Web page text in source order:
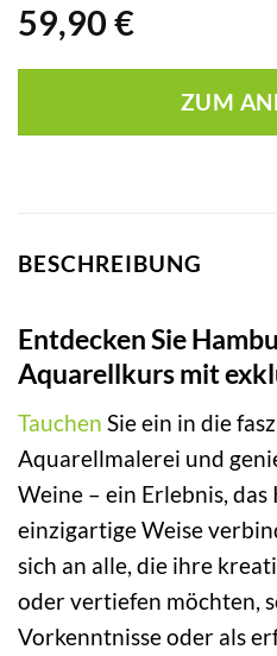
59,90 €
ZUM
BESCHREIBUNG
Entdecken Sie
Aquarellkurs mit
Tauchen Sie ein in die
Aquarellmalerei und
Weine – ein Erlebnis,
einzigartige Weise
sich an alle, die ihre
oder vertiefen möchten,
Vorkenntnisse oder als